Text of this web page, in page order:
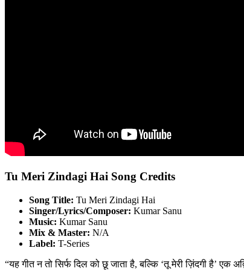
Tu Meri Zindagi Hai Song Credits
Song Title: Tu Meri Zindagi Hai
Singer/Lyrics/Composer: Kumar Sanu
Music: Kumar Sanu
Mix & Master: N/A
Label: T-Series
“यह गीत न तो सिर्फ दिल को छू जाता है, बल्कि ‘तू मेरी ज़िंदगी है’ एक